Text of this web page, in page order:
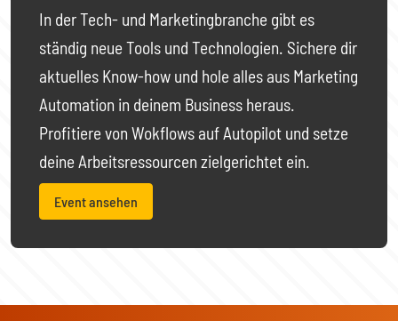
In der Tech- und Marketingbranche gibt es
ständig neue Tools und Technologien. Sichere dir
aktuelles Know-how und hole alles aus Marketing
Automation in deinem Business heraus.
Profitiere von Wokflows auf Autopilot und setze
deine Arbeitsressourcen zielgerichtet ein.
Event ansehen